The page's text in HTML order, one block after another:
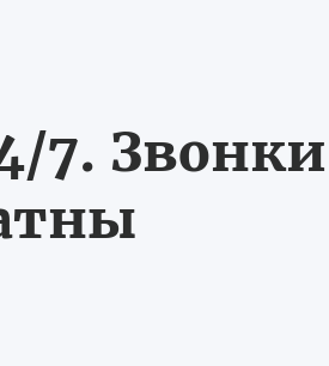
7.